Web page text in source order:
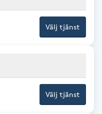
Välj tjänst
Välj tjänst